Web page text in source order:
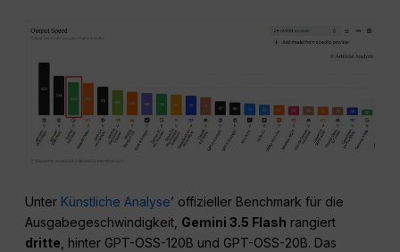
Unter Künstliche Analyse’ offizieller Benchmark für die
Ausgabegeschwindigkeit, Gemini 3.5 Flash rangiert
dritte , hinter GPT-OSS-120B und GPT-OSS-20B. Das